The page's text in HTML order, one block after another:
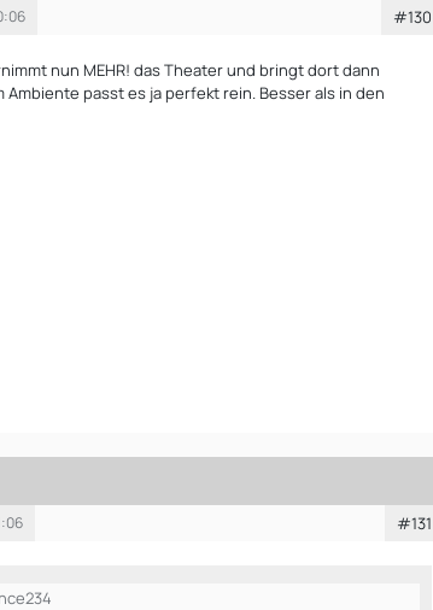
#130
nun MEHR! das Theater und bringt dort dann
Ambiente passt es ja perfekt rein. Besser als in den
#131